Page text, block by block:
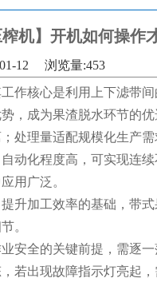
机】开机如何操作
12
浏览量:453
作核心是利用上下滤带
，成为果渣脱水环节的
处理量适配规模化生产
动化程度高，可实现连
用广泛。
升加工效率的基础，带
。
安全的关键前提，需逐
若出现故障指示灯亮起